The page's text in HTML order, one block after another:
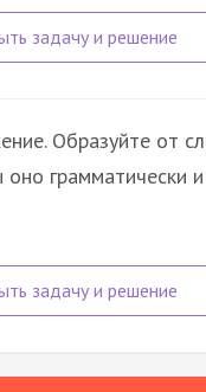
Образуйте от
грамматически